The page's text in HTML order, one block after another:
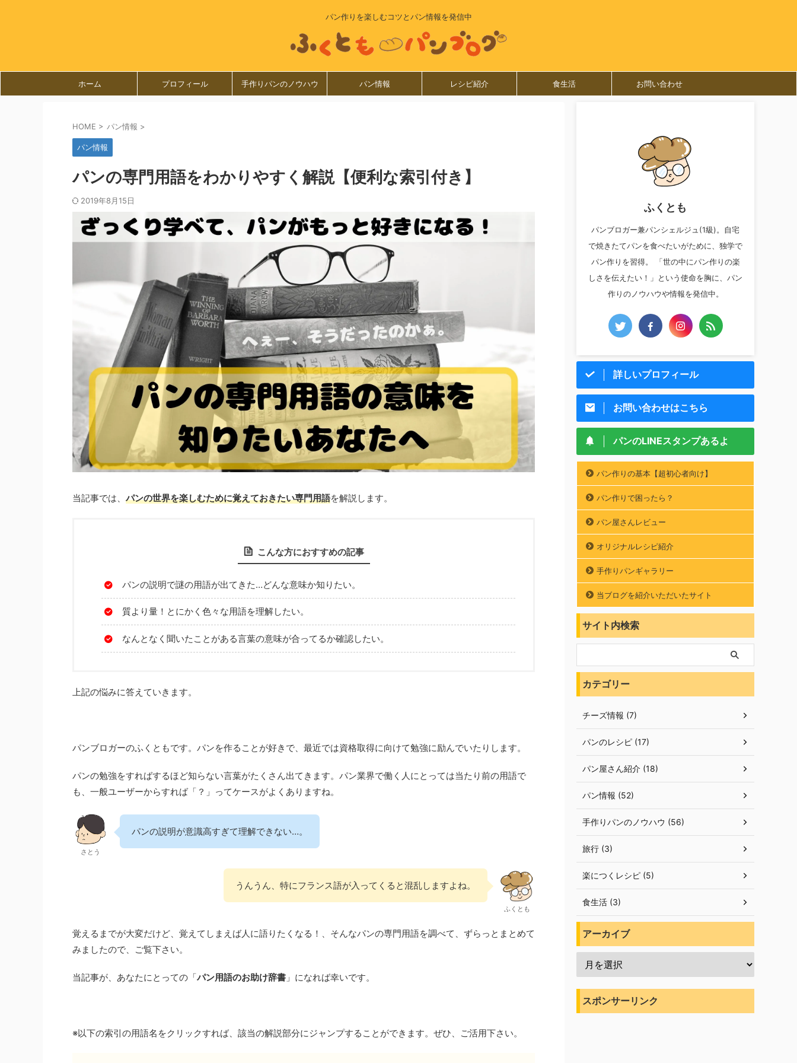
パン作りを楽しむコツとパン情報を発信中
ホーム プロフィール 手作りパンのノウハウ パン情報 レシピ紹介 食生活 お問い合わせ
HOME > パン情報 >
パン情報
パンの専門用語をわかりやすく解説【便利な索引付き】
2019年8月15日
当記事では、 パンの世界を楽しむために覚えておきたい専門用語を解説します。
こんな方におすすめの記事
パンの説明で謎の用語が出てきた…どんな意味か知りたい。
質より量！とにかく色々な用語を理解したい。
なんとなく聞いたことがある言葉の意味が合ってるか確認したい。
上記の悩みに答えていきます。
パンブロガーのふくともです。パンを作ることが好きで、最近では資格取得に向けて勉強に励んでいたりします。
パンの勉強をすればするほど知らない言葉がたくさん出てきます。パン業界で働く人にとっては当たり前の用語で
も、一般ユーザーからすれば「？」ってケースがよくありますね。
さとう
パンの説明が意識高すぎて理解できない…。
うんうん、特にフランス語が入ってくると混乱しますよね。
ふくとも
覚えるまでが大変だけど、覚えてしまえば人に語りたくなる！、そんなパンの専門用語を調べて、ずらっとまとめて
みましたので、ご覧下さい。
当記事が、あなたにとっての「パン用語のお助け辞書 」になれば幸いです。
※以下の索引の用語名をクリックすれば、該当の解説部分にジャンプすることができます。ぜひ、ご活用下さい。
ふくとも
パンブロガー兼パンシェルジュ(1級)。自宅
で焼きたてパンを食べたいがために、独学で
パン作りを習得。 「世の中にパン作りの楽
しさを伝えたい！」という使命を胸に、パン
作りのノウハウや情報を発信中。
詳しいプロフィール
お問い合わせはこちら
パンのLINEスタンプあるよ
パン作りの基本【超初心者向け】
パン作りで困ったら？
パン屋さんレビュー
オリジナルレシピ紹介
手作りパンギャラリー
当ブログを紹介いただいたサイト
サイト内検索
カテゴリー
チーズ情報 (7)
パンのレシピ (17)
パン屋さん紹介 (18)
パン情報 (52)
手作りパンのノウハウ (56)
旅行 (3)
楽につくレシピ (5)
食生活 (3)
アーカイブ
スポンサーリンク